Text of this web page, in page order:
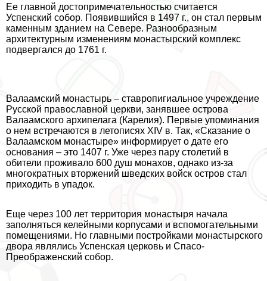
Ее главной достопримечательностью считается
Успенский собор. Появившийся в 1497 г., он стал первым
каменным зданием на Севере. Разнообразным
архитектурным изменениям монастырский комплекс
подвергался до 1761 г.
Валаамский монастырь – ставропигиальное учреждение
Русской православной церкви, занявшее острова
Валаамского архипелага (Карелия). Первые упоминания
о нем встречаются в летописях XIV в. Так, «Сказание о
Валаамском монастыре» информирует о дате его
основания – это 1407 г. Уже через пару столетий в
обители проживало 600 душ монахов, однако из-за
многократных вторжений шведских войск остров стал
приходить в упадок.
Еще через 100 лет территория монастыря начала
заполняться келейными корпусами и вспомогательными
помещениями. Но главными постройками монастырского
двора являлись Успенская церковь и Спасо-
Преображенский собор.